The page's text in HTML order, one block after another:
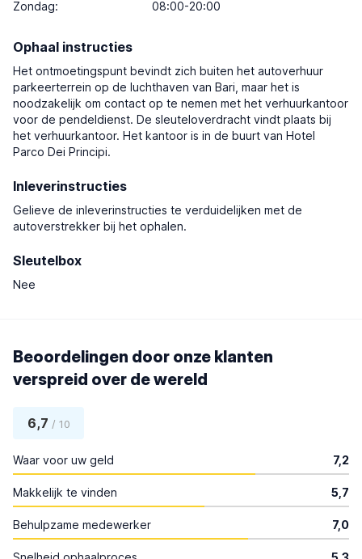
Zondag: 08:00-20:00
Ophaal instructies
Het ontmoetingspunt bevindt zich buiten het autoverhuur
parkeerterrein op de luchthaven van Bari, maar het is
noodzakelijk om contact op te nemen met het verhuurkantoor
voor de pendeldienst. De sleuteloverdracht vindt plaats bij
het verhuurkantoor. Het kantoor is in de buurt van Hotel
Parco Dei Principi.
Inleverinstructies
Gelieve de inleverinstructies te verduidelijken met de
autoverstrekker bij het ophalen.
Sleutelbox
Nee
Beoordelingen door onze klanten
verspreid over de wereld
6,7 / 10
Waar voor uw geld 7,2
Makkelijk te vinden 5,7
Behulpzame medewerker 7,0